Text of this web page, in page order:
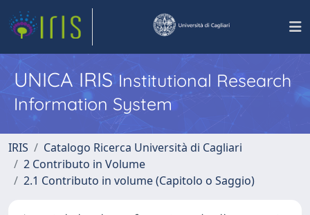
UNICA IRISInstitutional Research
Information System
IRIS
Catalogo Ricerca Università di Cagliari
2 Contributo in Volume
2.1 Contributo in volume (Capitolo o Saggio)